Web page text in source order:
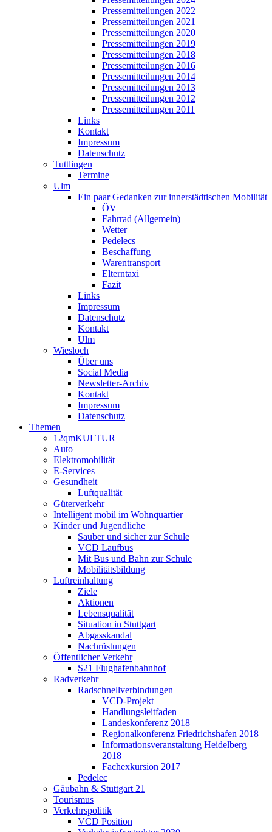
Pressemitteilungen 2022
Pressemitteilungen 2021
Pressemitteilungen 2020
Pressemitteilungen 2019
Pressemitteilungen 2018
Pressemitteilungen 2016
Pressemitteilungen 2014
Pressemitteilungen 2013
Pressemitteilungen 2012
Pressemitteilungen 2011
Links
Kontakt
Impressum
Datenschutz
Tuttlingen
Termine
Ulm
Ein paar Gedanken zur innerstädtischen Mobilität
ÖV
Fahrrad (Allgemein)
Wetter
Pedelecs
Beschaffung
Warentransport
Elterntaxi
Fazit
Links
Impressum
Datenschutz
Kontakt
Ulm
Wiesloch
Über uns
Social Media
Newsletter-Archiv
Kontakt
Impressum
Datenschutz
Themen
12qmKULTUR
Auto
Elektromobilität
E-Services
Gesundheit
Luftqualität
Güterverkehr
Intelligent mobil im Wohnquartier
Kinder und Jugendliche
Sauber und sicher zur Schule
VCD Laufbus
Mit Bus und Bahn zur Schule
Mobilitätsbildung
Luftreinhaltung
Ziele
Aktionen
Lebensqualität
Situation in Stuttgart
Abgasskandal
Nachrüstungen
Öffentlicher Verkehr
S21 Flughafenbahnhof
Radverkehr
Radschnellverbindungen
VCD-Projekt
Handlungsleitfaden
Landeskonferenz 2018
Regionalkonferenz Friedrichshafen 2018
Informationsveranstaltung Heidelberg
2018
Fachexkursion 2017
Pedelec
Gäubahn & Stuttgart 21
Tourismus
Verkehrspolitik
VCD Position